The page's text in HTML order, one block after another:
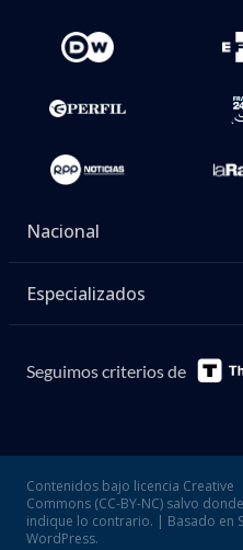
Nacional
Especializados
Seguimos criterios de
Contenidos bajo licencia Creative
Commons (CC-BY-NC) salvo donde
indique lo contrario. | Basado en
WordPress.